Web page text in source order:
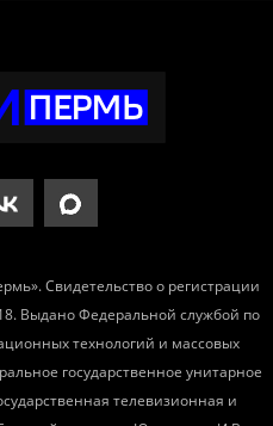
Свидетельство о регистрации
Выдано Федеральной службой по
технологий и массовых
государственное унитарное
телевизионная и